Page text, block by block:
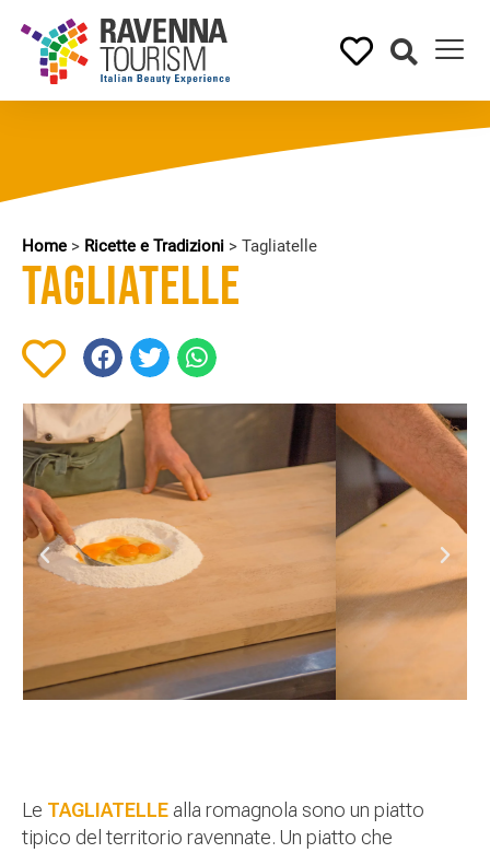
Home > Ricette e Tradizioni > Tagliatelle
Tagliatelle
Le TAGLIATELLE alla romagnola sono un piatto
tipico del territorio ravennate. Un piatto che